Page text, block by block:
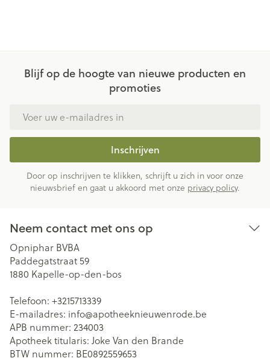
Blijf op de hoogte van nieuwe producten en
promoties
Inschrijven
Door op inschrijven te klikken, schrijft u zich in voor onze
nieuwsbrief en gaat u akkoord met onze privacy policy.
Neem contact met ons op
Opniphar BVBA
Paddegatstraat 59
1880 Kapelle-op-den-bos
Telefoon: +3215713339
E-mailadres: info@apotheeknieuwenrode.be
APB nummer: 234003
Apotheek titularis: Joke Van den Brande
BTW nummer: BE0892559653